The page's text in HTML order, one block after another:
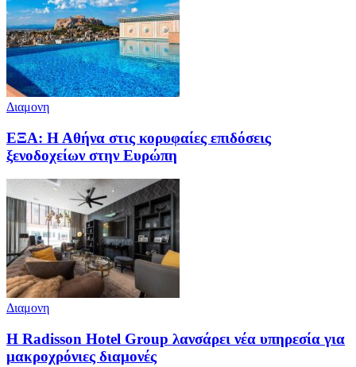
Διαμονη
ΕΞΑ: Η Αθήνα στις κορυφαίες επιδόσεις
ξενοδοχείων στην Ευρώπη
Διαμονη
Η Radisson Hotel Group λανσάρει νέα υπηρεσία για
μακροχρόνιες διαμονές